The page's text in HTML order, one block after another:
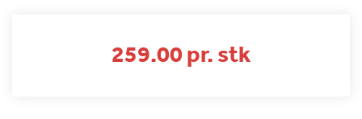
259.00 pr. stk